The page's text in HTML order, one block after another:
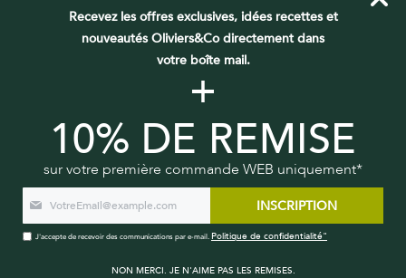
Recevez les offres exclusives, idées recettes et
nouveautés Oliviers&Co directement dans
votre boîte mail.
+
10% DE REMISE
sur votre première commande WEB uniquement*
INSCRIPTION
J'accepte de recevoir des communications par e-mail. Politique de confidentialité"
NON MERCI. JE N'AIME PAS LES REMISES.
A RETROUVER DANS NOS RECETTES
VOUS DEVRIEZ AUSSI AIMER
BEST SELLER